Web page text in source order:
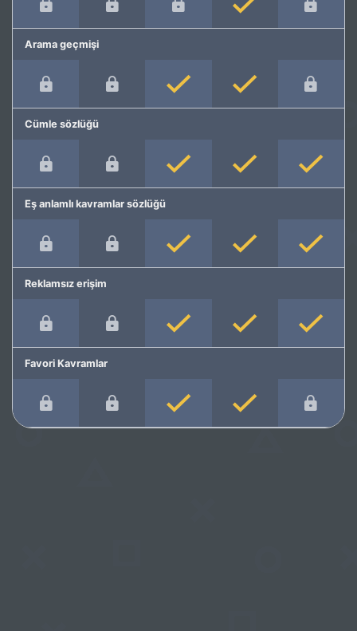
Arama geçmişi
Cümle sözlüğü
Eş anlamlı kavramlar sözlüğü
Reklamsız erişim
Favori Kavramlar